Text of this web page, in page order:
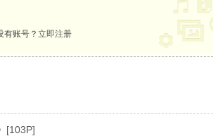
有账号？立即注册
[103P]